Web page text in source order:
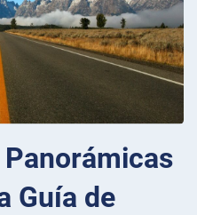
Guía de